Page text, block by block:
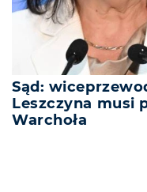
Sąd:
Leszczyna musi
Warchoła